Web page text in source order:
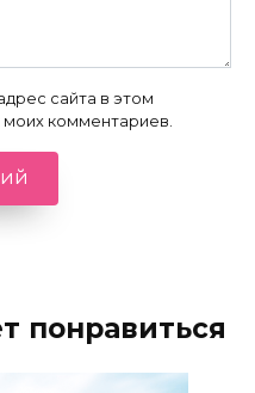
сайта в этом
комментариев.
понравиться